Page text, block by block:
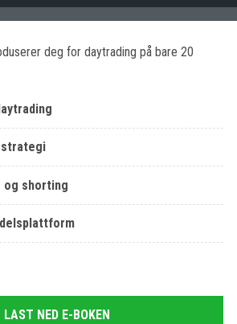
deg for daytrading på bare 20
og shorting
LAST NED E-BOKEN